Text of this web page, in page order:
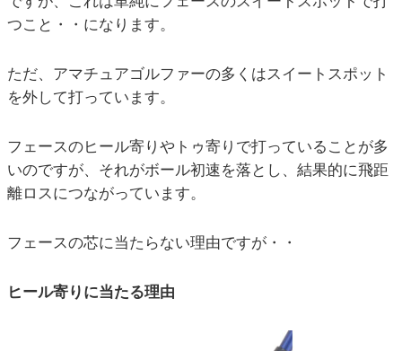
つこと・・になります。
ただ、アマチュアゴルファーの多くはスイートスポット
を外して打っています。
フェースのヒール寄りやトゥ寄りで打っていることが多
いのですが、それがボール初速を落とし、結果的に飛距
離ロスにつながっています。
フェースの芯に当たらない理由ですが・・
ヒール寄りに当たる理由